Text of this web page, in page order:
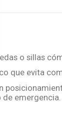
o sillas
que evita
emergencia.